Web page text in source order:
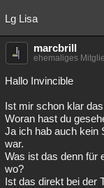
Lg Lisa
marcbrill
ehemaliges
Hallo Invincible
Ist mir schon klar
Woran hast du
Ja ich hab auch kein
war.
Was ist das denn für
wo?
Ist das direkt bei der